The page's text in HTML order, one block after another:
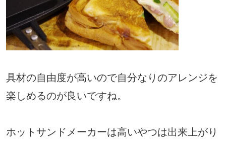
具材の自由度が高いので自分なりのアレンジを
楽しめるのが良いですね。
ホットサンドメーカーは高いやつは出来上がり